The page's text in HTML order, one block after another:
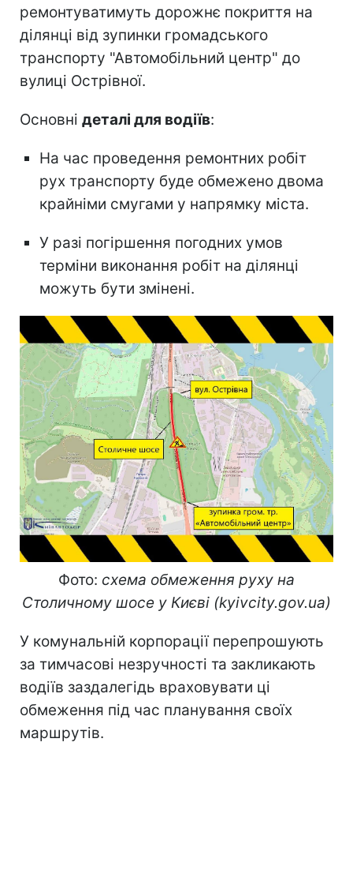
ремонтуватимуть дорожнє покриття на
ділянці від зупинки громадського
транспорту "Автомобільний центр" до
вулиці Острівної.
Основні деталі для водіїв:
На час проведення ремонтних робіт
рух транспорту буде обмежено двома
крайніми смугами у напрямку міста.
У разі погіршення погодних умов
терміни виконання робіт на ділянці
можуть бути змінені.
Фото: схема обмеження руху на
Столичному шосе у Києві (kyivcity.gov.ua)
У комунальній корпорації перепрошують
за тимчасові незручності та закликають
водіїв заздалегідь враховувати ці
обмеження під час планування своїх
маршрутів.